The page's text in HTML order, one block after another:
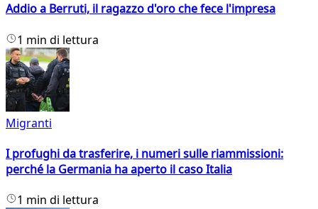
Addio a Berruti, il ragazzo d'oro che fece l'impresa
1 min di lettura
Migranti
I profughi da trasferire, i numeri sulle riammissioni:
perché la Germania ha aperto il caso Italia
1 min di lettura